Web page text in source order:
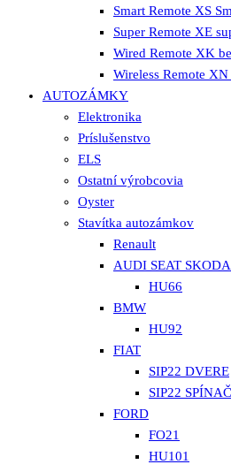
Smart Remote XS
Super Remote XE
Wired Remote XK
Wireless Remote
AUTOZÁMKY
Elektronika
Príslušenstvo
ELS
Ostatní výrobcovia
Oyster
Stavítka autozámkov
Renault
AUDI SEAT
HU66
BMW
HU92
FIAT
SIP22 DVERE
SIP22
FORD
FO21
HU101